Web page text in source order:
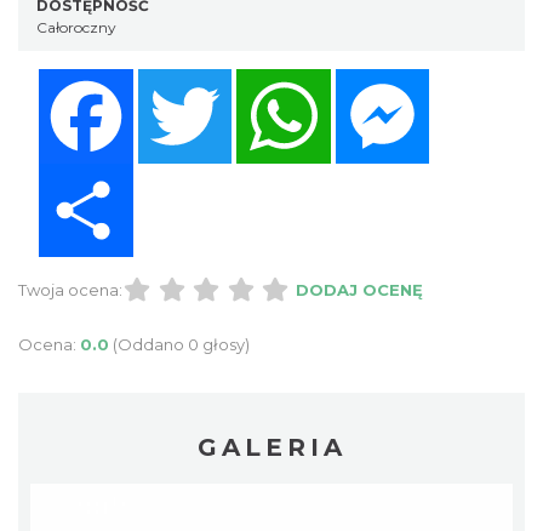
DOSTĘPNOŚĆ
Całoroczny
Twitter WhatsApp
Twoja ocena: DODAJ OCENĘ
Ocena: 0.0 (Oddano 0 głosy)
GALERIA